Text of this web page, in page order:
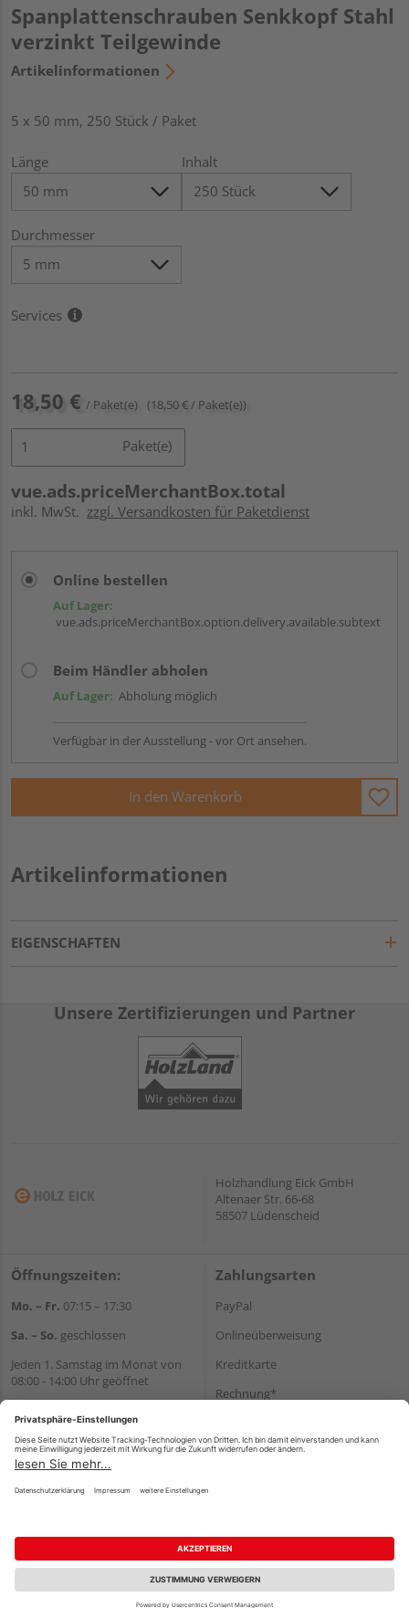
Spanplattenschrauben Senkkopf Stahl
verzinkt Teilgewinde
Artikelinformationen
5 x 50 mm, 250 Stück / Paket
Länge Inhalt
Durchmesser
Services
18,50 € / Paket(e) (18,50 € / Paket(e))
Paket(e)
vue.ads.priceMerchantBox.total
inkl. MwSt. zzgl. Versandkosten für Paketdienst
Online bestellen
Auf Lager:
vue.ads.priceMerchantBox.option.delivery.available.subtext
Beim Händler abholen
Auf Lager: Abholung möglich
Verfügbar in der Ausstellung - vor Ort ansehen.
In den Warenkorb
Artikelinformationen
EIGENSCHAFTEN
Unsere Zertifizierungen und Partner
Holzhandlung Eick GmbH
Altenaer Str. 66-68
58507 Lüdenscheid
Öffnungszeiten:
Mo. – Fr. 07:15 – 17:30
Sa. – So. geschlossen
Jeden 1. Samstag im Monat von
08:00 - 14:00 Uhr geöffnet
weiter
Tel.:+49 2351 90330
E-Mail: shop@holz-eick.de
Zahlungsarten
PayPal
Onlineüberweisung
Kreditkarte
Rechnung*
Versand
Impressum AGB Widerruf
Datenschutz
Reservierungsbedingungen
Vertrag widerrufen